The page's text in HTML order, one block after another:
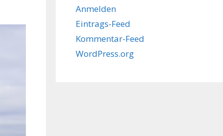
Anmelden
Eintrags-Feed
Kommentar-Feed
WordPress.org